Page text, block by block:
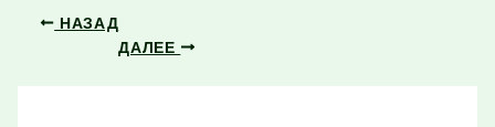
НАЗАД
ДАЛЕЕ